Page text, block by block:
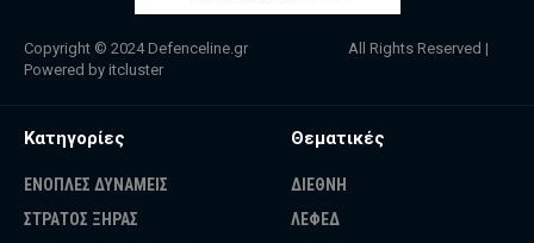
Copyright © 2024 Defenceline.gr All Rights Reserved |
Powered by itcluster
Κατηγορίες
ΕΝΟΠΛΕΣ ΔΥΝΑΜΕΙΣ
ΣΤΡΑΤΟΣ ΞΗΡΑΣ
Θεματικές
ΔΙΕΘΝΗ
ΛΕΦΕΔ